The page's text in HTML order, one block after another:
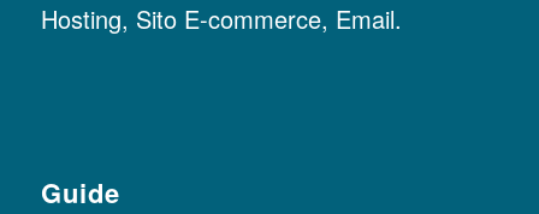
Hosting, Sito E-commerce, Email.
Guide